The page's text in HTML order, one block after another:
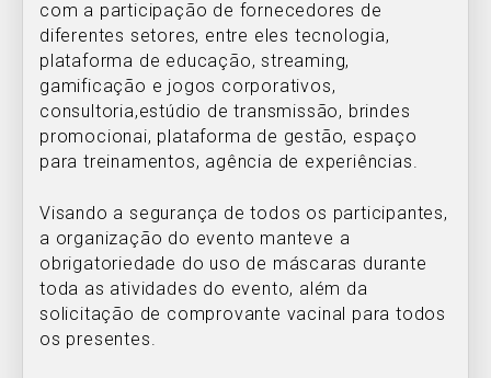
com a participação de fornecedores de
diferentes setores, entre eles tecnologia,
plataforma de educação, streaming,
gamificação e jogos corporativos,
consultoria,estúdio de transmissão, brindes
promocionai, plataforma de gestão, espaço
para treinamentos, agência de experiências.
Visando a segurança de todos os participantes,
a organização do evento manteve a
obrigatoriedade do uso de máscaras durante
toda as atividades do evento, além da
solicitação de comprovante vacinal para todos
os presentes.